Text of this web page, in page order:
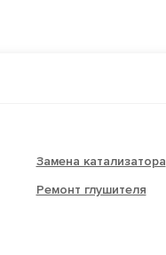
Замена катализатора
Ремонт глушителя